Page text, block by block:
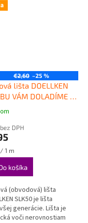
€2,60 –25 %
lišta DOELLKEN
VÁM DOLADÍME K
plast, 2,5 m,
obvodová lišta
SLK50
DPH
1 m
košíka
(obvodová) lišta
SLK50 je lišta
generácie. Lišta je
voči nerovnostiam